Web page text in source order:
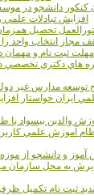
کنکور دانشجو در
افزايش تبادلات
تحصیل
مجاز انتخاب واحد را
مهلت ثبت نام و مهمان
هاي دكتري تخصصي
مدارس غير دولتي در 27
ايران خواستار
والدين بيسواد با
آموزش علمي
آموز و دانشجو از موزه
به محل سازمان
ثبت نام تکميل